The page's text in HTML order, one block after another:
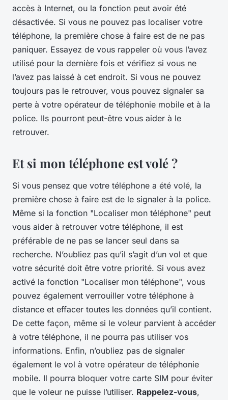
accès à Internet, ou la fonction peut avoir été
désactivée. Si vous ne pouvez pas localiser votre
téléphone, la première chose à faire est de ne pas
paniquer. Essayez de vous rappeler où vous l’avez
utilisé pour la dernière fois et vérifiez si vous ne
l’avez pas laissé à cet endroit. Si vous ne pouvez
toujours pas le retrouver, vous pouvez signaler sa
perte à votre opérateur de téléphonie mobile et à la
police. Ils pourront peut-être vous aider à le
retrouver.
Et si mon téléphone est volé ?
Si vous pensez que votre téléphone a été volé, la
première chose à faire est de le signaler à la police.
Même si la fonction "Localiser mon téléphone" peut
vous aider à retrouver votre téléphone, il est
préférable de ne pas se lancer seul dans sa
recherche. N’oubliez pas qu’il s’agit d’un vol et que
votre sécurité doit être votre priorité. Si vous avez
activé la fonction "Localiser mon téléphone", vous
pouvez également verrouiller votre téléphone à
distance et effacer toutes les données qu’il contient.
De cette façon, même si le voleur parvient à accéder
à votre téléphone, il ne pourra pas utiliser vos
informations. Enfin, n’oubliez pas de signaler
également le vol à votre opérateur de téléphonie
mobile. Il pourra bloquer votre carte SIM pour éviter
que le voleur ne puisse l’utiliser. Rappelez-vous,